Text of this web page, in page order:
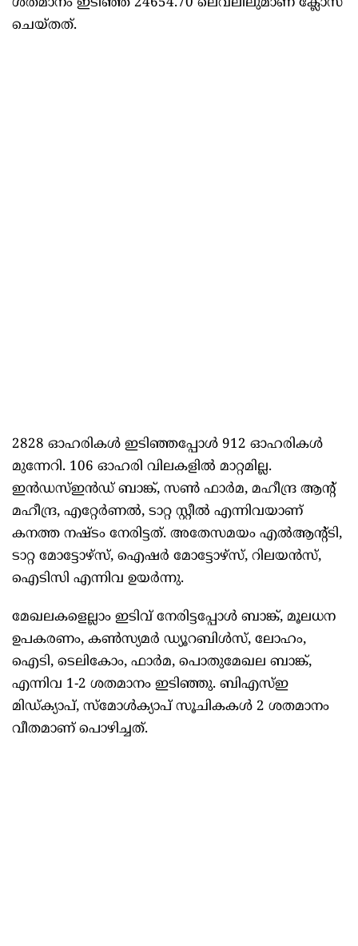
ചെയ്തത്.
2828 ഓഹരികള്‍ ഇടിഞ്ഞപ്പോള്‍ 912 ഓഹരികള്‍
മുന്നേറി. 106 ഓഹരി വിലകളില്‍ മാറ്റമില്ല.
ഇന്‍ഡസ്ഇന്‍ഡ് ബാങ്ക്, സണ്‍ ഫാര്‍മ, മഹീന്ദ്ര ആന്റ്
മഹീന്ദ്ര, എറ്റേര്‍ണല്‍, ടാറ്റ സ്റ്റീല്‍ എന്നിവയാണ്
കനത്ത നഷ്ടം നേരിട്ടത്. അതേസമയം എല്‍ആന്റ്ടി,
ടാറ്റ മോട്ടോഴ്‌സ്, ഐഷര്‍ മോട്ടോഴ്‌സ്, റിലയന്‍സ്,
ഐടിസി എന്നിവ ഉയര്‍ന്നു.
മേഖലകളെല്ലാം ഇടിവ് നേരിട്ടപ്പോള്‍ ബാങ്ക്, മൂലധന
ഉപകരണം, കണ്‍സ്യമര്‍ ഡ്യൂറബിള്‍സ്, ലോഹം,
ഐടി, ടെലികോം, ഫാര്‍മ, പൊതുമേഖല ബാങ്ക്,
എന്നിവ 1-2 ശതമാനം ഇടിഞ്ഞു. ബിഎസ്ഇ
മിഡ്ക്യാപ്, സ്‌മോള്‍ക്യാപ് സൂചികകള്‍ 2 ശതമാനം
വീതമാണ് പൊഴിച്ചത്.